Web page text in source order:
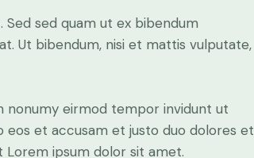
Sed sed quam ut ex bibendum
Ut bibendum, nisi et mattis vulputate,
nonumy eirmod tempor invidunt ut
eos et accusam et justo duo dolores et
Lorem ipsum dolor sit amet.